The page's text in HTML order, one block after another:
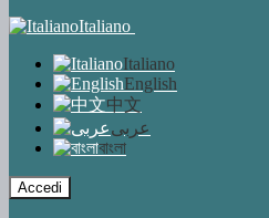
Italiano
Italiano
English
中文
عربى
বাংলা
Accedi